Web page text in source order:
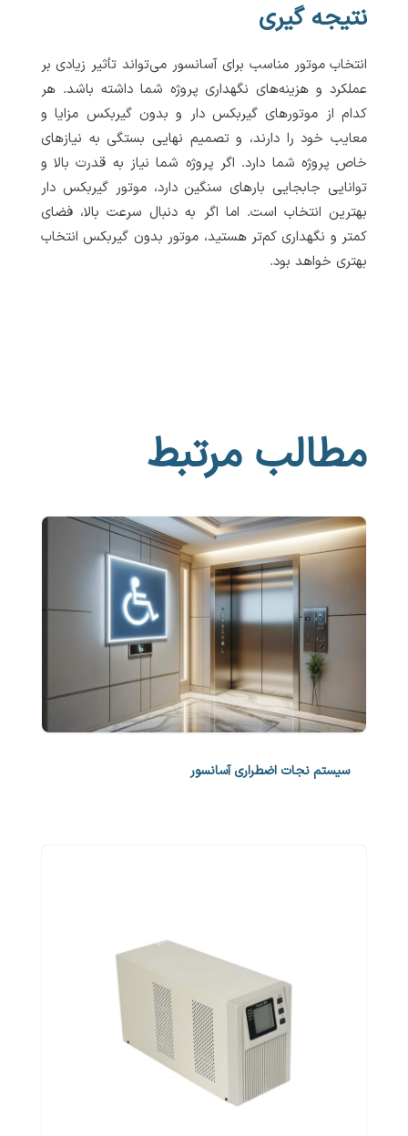
نتیجه گیری
انتخاب موتور مناسب برای آسانسور می‌تواند تأثیر زیادی بر
عملکرد و هزینه‌های نگهداری پروژه شما داشته باشد. هر
کدام از موتورهای گیربکس دار و بدون گیربکس مزایا و
معایب خود را دارند، و تصمیم نهایی بستگی به نیازهای
خاص پروژه شما دارد. اگر پروژه شما نیاز به قدرت بالا و
توانایی جابجایی بارهای سنگین دارد، موتور گیربکس دار
بهترین انتخاب است. اما اگر به دنبال سرعت بالا، فضای
کمتر و نگهداری کم‌تر هستید، موتور بدون گیربکس انتخاب
بهتری خواهد بود.
مطالب مرتبط
سیستم نجات اضطراری آسانسور